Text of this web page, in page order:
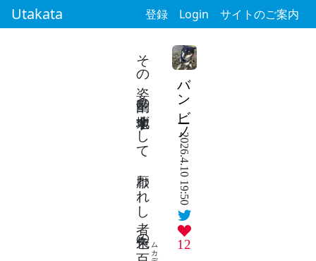
Utakata 登録 Login サイトのご案内
バンビーノ
2026.4.10 19:50
12
その姿 酌量の余地非ずして 厭われし者 朱色の
百足ムカデ